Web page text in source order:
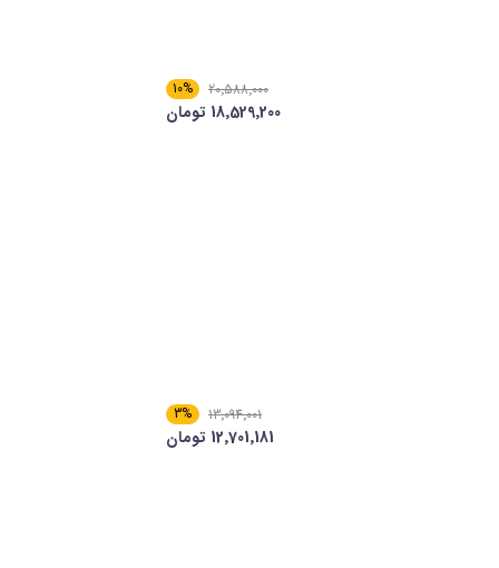
20٬588٬000
10%
18٬529٬200 تومان
13٬094٬001
3%
12٬701٬181 تومان